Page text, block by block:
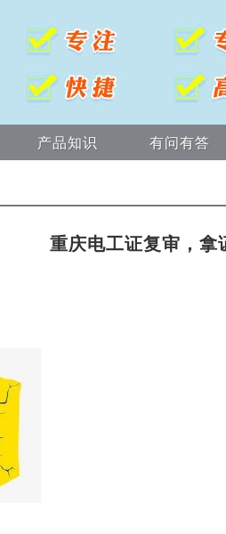
产品知识 有问有答
重庆电工证复审，拿